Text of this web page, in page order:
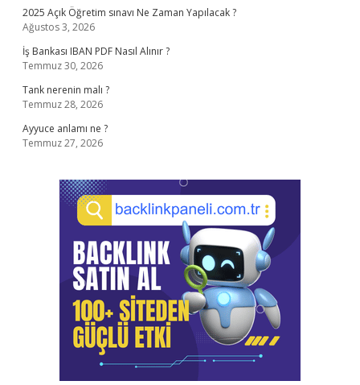
2025 Açık Öğretim sınavı Ne Zaman Yapılacak ?
Ağustos 3, 2026
İş Bankası IBAN PDF Nasıl Alınır ?
Temmuz 30, 2026
Tank nerenin malı ?
Temmuz 28, 2026
Ayyuce anlamı ne ?
Temmuz 27, 2026